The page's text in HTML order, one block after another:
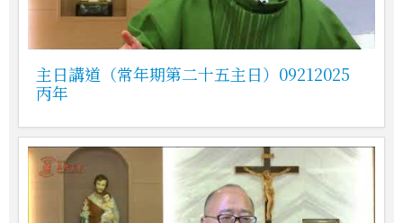
主日講道（常年期第二十五主日）09212025
丙年